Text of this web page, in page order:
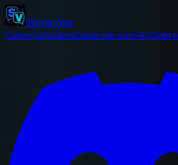
StreamVox
Como FuncionaCasos de usoFAQSobre